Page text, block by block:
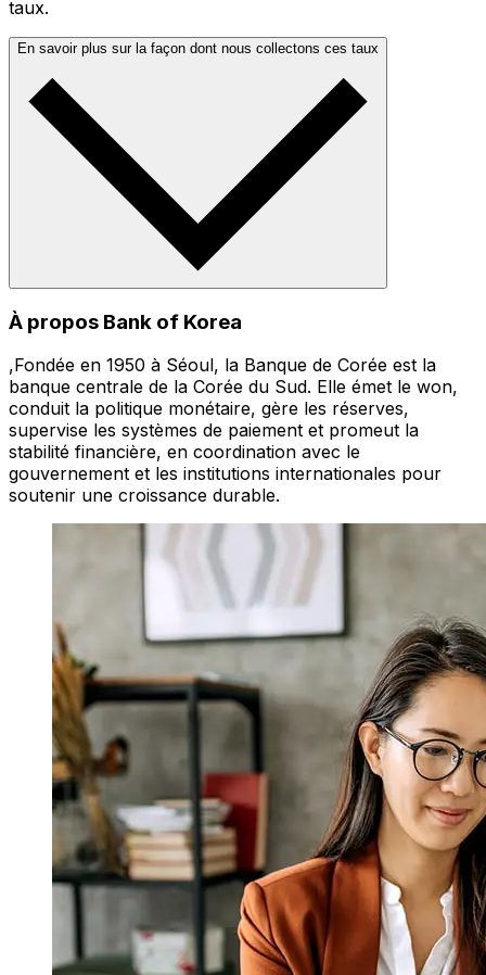
taux.
En savoir plus sur la façon dont nous collectons ces taux
À propos Bank of Korea
,Fondée en 1950 à Séoul, la Banque de Corée est la
banque centrale de la Corée du Sud. Elle émet le won,
conduit la politique monétaire, gère les réserves,
supervise les systèmes de paiement et promeut la
stabilité financière, en coordination avec le
gouvernement et les institutions internationales pour
soutenir une croissance durable.